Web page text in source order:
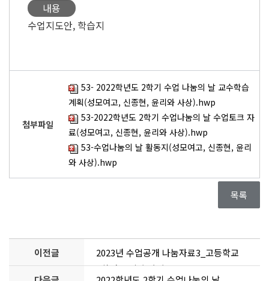
내용
수업지도안, 학습지
첨부파일
53- 2022학년도 2학기 수업 나눔의 날 교수학습
계획(성모여고, 신종현, 윤리와 사상).hwp
53-2022학년도 2학기 수업나눔의 날 수업토크 자
료(성모여고, 신종현, 윤리와 사상).hwp
53-수업나눔의 날 활동지(성모여고, 신종현, 윤리
와 사상).hwp
목록
이전글
2023년 수업공개 나눔자료3_고등학교
2학년 윤리와 사상